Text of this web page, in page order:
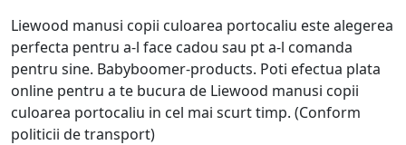
Liewood manusi copii culoarea portocaliu este alegerea
perfecta pentru a-l face cadou sau pt a-l comanda
pentru sine. Babyboomer-products. Poti efectua plata
online pentru a te bucura de Liewood manusi copii
culoarea portocaliu in cel mai scurt timp. (Conform
politicii de transport)